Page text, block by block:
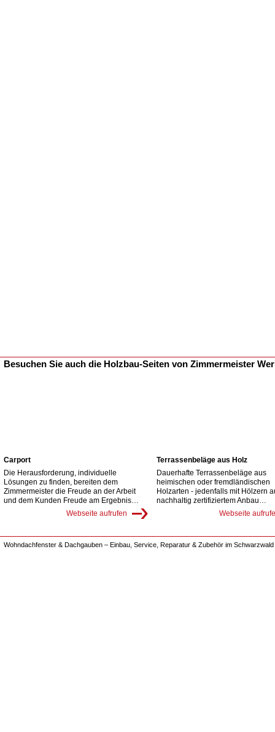
Besuchen Sie auch die Holzbau-Seiten von Zimmermeister
Carport
Die Herausforderung, individuelle
Lösungen zu finden, bereiten dem
Zimmermeister die Freude an der Arbeit
und dem Kunden Freude am Ergebnis…
Webseite aufrufen
Terrassenbeläge aus Holz
Dauerhafte Terrassenbeläge aus
heimischen oder fremdländischen
Holzarten - jedenfalls mit Hölzern
nachhaltig zertifiziertem Anbau…
Webseite
Wohndachfenster & Dachgauben – Einbau, Service, Reparatur & Zubehör im